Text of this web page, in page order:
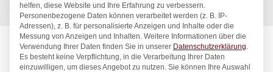
561x644x(H)530mm
helfen, diese Website und Ihre Erfahrung zu verbessern.
Personenbezogene Daten können verarbeitet werden (z. B. IP-
Adressen), z. B. für personalisierte Anzeigen und Inhalte oder die
Messung von Anzeigen und Inhalten. Weitere Informationen über die
Verwendung Ihrer Daten finden Sie in unserer Datenschutzerklärung.
Es besteht keine Verpflichtung, in die Verarbeitung Ihrer Daten
einzuwilligen, um dieses Angebot zu nutzen. Sie können Ihre Auswahl